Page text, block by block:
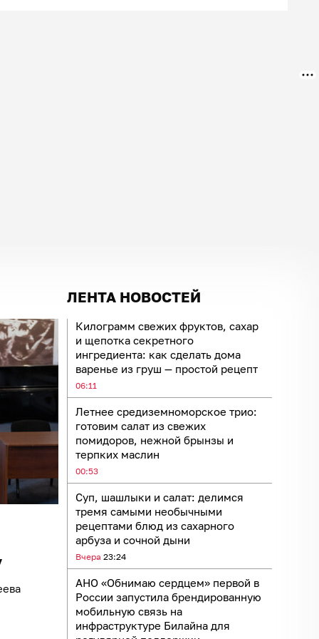
ЛЕНТА НОВОСТЕЙ
Килограмм свежих фруктов, сахар
и щепотка секретного
ингредиента: как сделать дома
варенье из груш — простой рецепт
06:11
Летнее средиземноморское трио:
готовим салат из свежих
помидоров, нежной брынзы и
терпких маслин
00:53
Суп, шашлыки и салат: делимся
тремя самыми необычными
рецептами блюд из сахарного
арбуза и сочной дыни
Вчера 23:24
АНО «Обнимаю сердцем» первой в
России запустила брендированную
мобильную связь на
инфраструктуре Билайна для